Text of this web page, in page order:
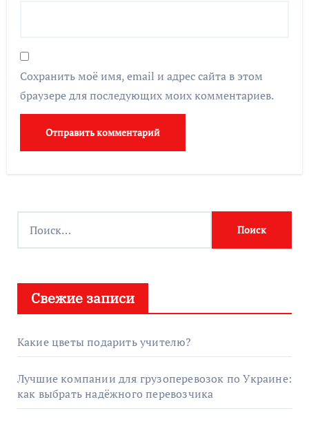
Сохранить моё имя, email и адрес сайта в этом
браузере для последующих моих комментариев.
Свежие записи
Какие цветы подарить учителю?
Лучшие компании для грузоперевозок по Украине:
как выбрать надёжного перевозчика